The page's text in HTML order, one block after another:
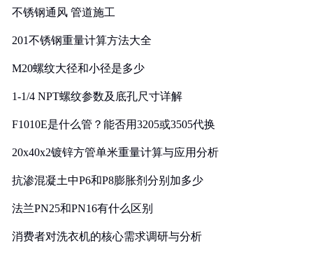
不锈钢通风 管道施工
201不锈钢重量计算方法大全
M20螺纹大径和小径是多少
1-1/4 NPT螺纹参数及底孔尺寸详解
F1010E是什么管？能否用3205或3505代换
20x40x2镀锌方管单米重量计算与应用分析
抗渗混凝土中P6和P8膨胀剂分别加多少
法兰PN25和PN16有什么区别
消费者对洗衣机的核心需求调研与分析